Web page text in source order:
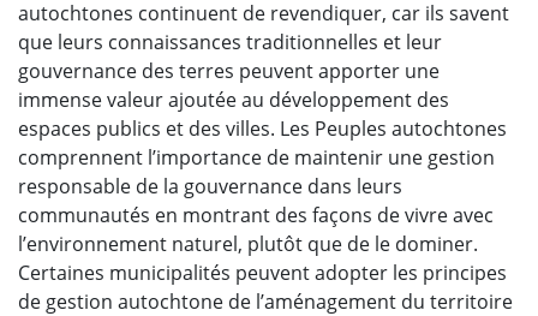
autochtones continuent de revendiquer, car ils savent
que leurs connaissances traditionnelles et leur
gouvernance des terres peuvent apporter une
immense valeur ajoutée au développement des
espaces publics et des villes. Les Peuples autochtones
comprennent l’importance de maintenir une gestion
responsable de la gouvernance dans leurs
communautés en montrant des façons de vivre avec
l’environnement naturel, plutôt que de le dominer.
Certaines municipalités peuvent adopter les principes
de gestion autochtone de l’aménagement du territoire